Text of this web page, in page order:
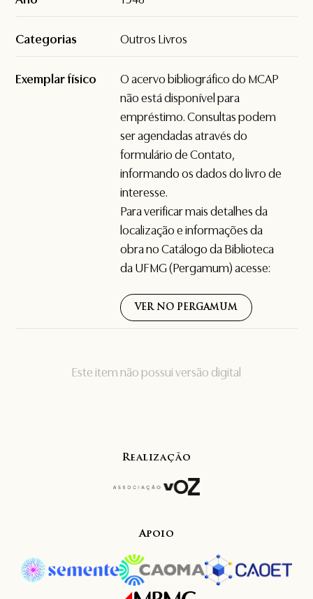
Este item não possui versão digital
Categorias Outros Livros
Exemplar físico
O acervo bibliográfico do MCAP
não está disponível para
empréstimo. Consultas podem
ser agendadas através do
formulário deContato,
informando os dados do livro de
interesse.
Para verificar mais detalhes da
localização e informações da
obra no Catálogo da Biblioteca
da UFMG (Pergamum) acesse:
VER NO PERGAMUM
Realização
Apoio